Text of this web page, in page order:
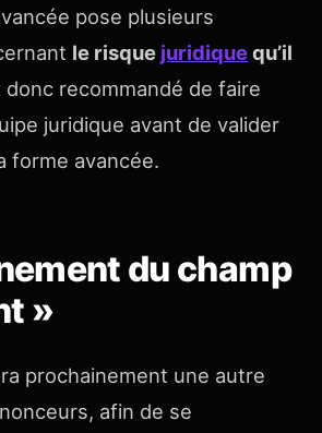
pose plusieurs
le risque juridiquequ’il
donc recommandé de faire
juridique avant de valider
forme avancée.
du champ
»
prochainement une autre
afin de se